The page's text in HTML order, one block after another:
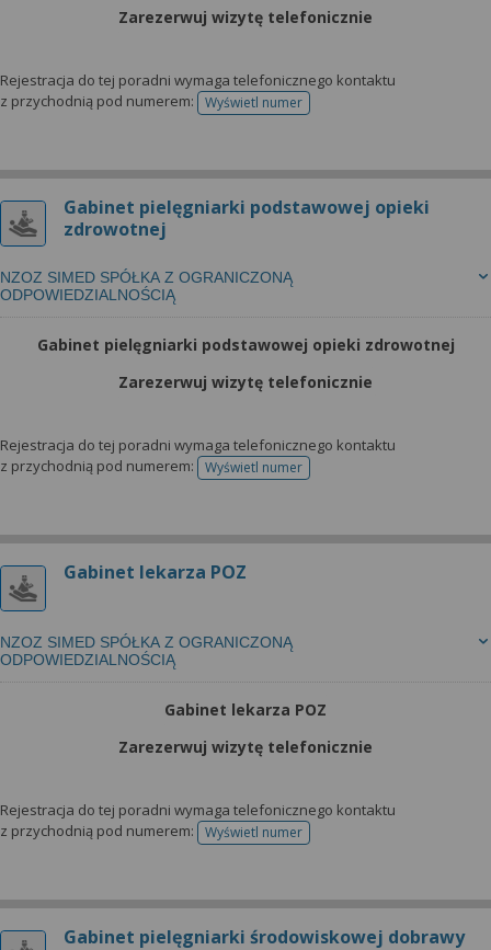
Zarezerwuj wizytę telefonicznie
Rejestracja do tej poradni wymaga telefonicznego kontaktu
z przychodnią pod numerem:
Wyświetl numertelefonu do rejestracji
Gabinet pielęgniarki podstawowej opieki
zdrowotnej
NZOZ SIMED SPÓŁKA Z OGRANICZONĄ
ODPOWIEDZIALNOŚCIĄ
Gabinet pielęgniarki podstawowej opieki zdrowotnej
Zarezerwuj wizytę telefonicznie
Rejestracja do tej poradni wymaga telefonicznego kontaktu
z przychodnią pod numerem:
Wyświetl numertelefonu do rejestracji
Gabinet lekarza POZ
NZOZ SIMED SPÓŁKA Z OGRANICZONĄ
ODPOWIEDZIALNOŚCIĄ
Gabinet lekarza POZ
Zarezerwuj wizytę telefonicznie
Rejestracja do tej poradni wymaga telefonicznego kontaktu
z przychodnią pod numerem:
Wyświetl numertelefonu do rejestracji
Gabinet pielęgniarki środowiskowej dobrawy
możesz też wycofać zgodę na przetwarzanie Twoich
dowiedzieć się więcej lub chcesz przeprowadzić
konfigurację szczegółową, to możesz tego dokonać
Więcej informacji na temat wykorzystywania
znajdziesz w Regulaminie Serwisu.